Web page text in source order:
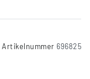
Artikelnummer 696825